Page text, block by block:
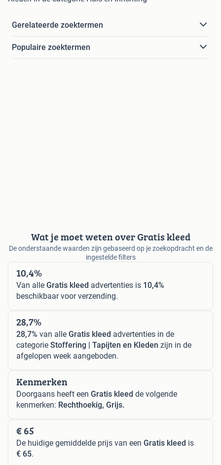
Gerelateerde zoektermen
Populaire zoektermen
Wat je moet weten over Gratis kleed
De onderstaande waarden zijn gebaseerd op je zoekopdracht en de
ingestelde filters
10,4%
Van alle Gratis kleed advertenties is 10,4%
beschikbaar voor verzending.
28,7%
28,7% van alle Gratis kleed advertenties in de
categorie Stoffering | Tapijten en Kleden zijn in de
afgelopen week aangeboden.
Kenmerken
Doorgaans heeft een Gratis kleed de volgende
kenmerken: Rechthoekig, Grijs.
€ 65
De huidige gemiddelde prijs van een Gratis kleed is
€ 65.